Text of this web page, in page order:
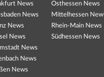
News
News
News
News
News
News
News
Osthessen News
Mittelhessen
Rhein-Main News
Südhessen News